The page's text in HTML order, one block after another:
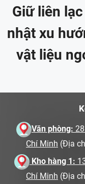
Giữ liên
nhật xu
vật liệu
Văn phòng:
Chí Minh (Địa
Kho hàng 1:
Chí Minh (Địa